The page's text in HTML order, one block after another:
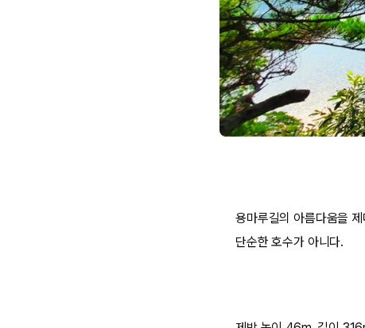
용마루길의 아름다움을
단순한 호수가 아니다.